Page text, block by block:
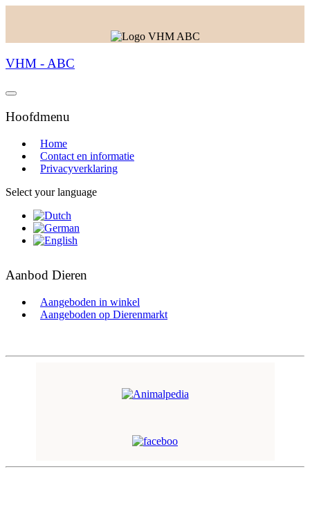
VHM - ABC
Hoofdmenu
Home
Contact en informatie
Privacyverklaring
Select your language
Aanbod Dieren
Aangeboden in winkel
Aangeboden op Dierenmarkt